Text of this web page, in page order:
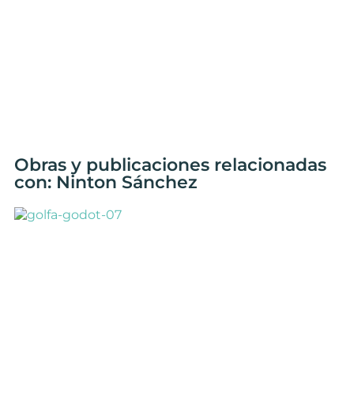
Obras y publicaciones relacionadas
con: Ninton Sánchez